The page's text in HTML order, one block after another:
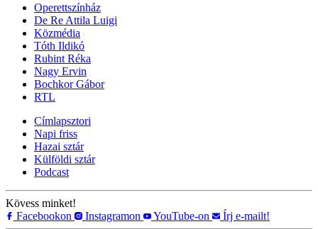
Operettszínház
De Re Attila Luigi
Közmédia
Tóth Ildikó
Rubint Réka
Nagy Ervin
Bochkor Gábor
RTL
Címlapsztori
Napi friss
Hazai sztár
Külföldi sztár
Podcast
Kövess minket!
Facebookon
Instagramon YouTube-on Írj e-mailt!